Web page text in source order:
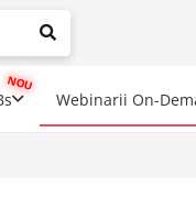
results are
Webinarii On-